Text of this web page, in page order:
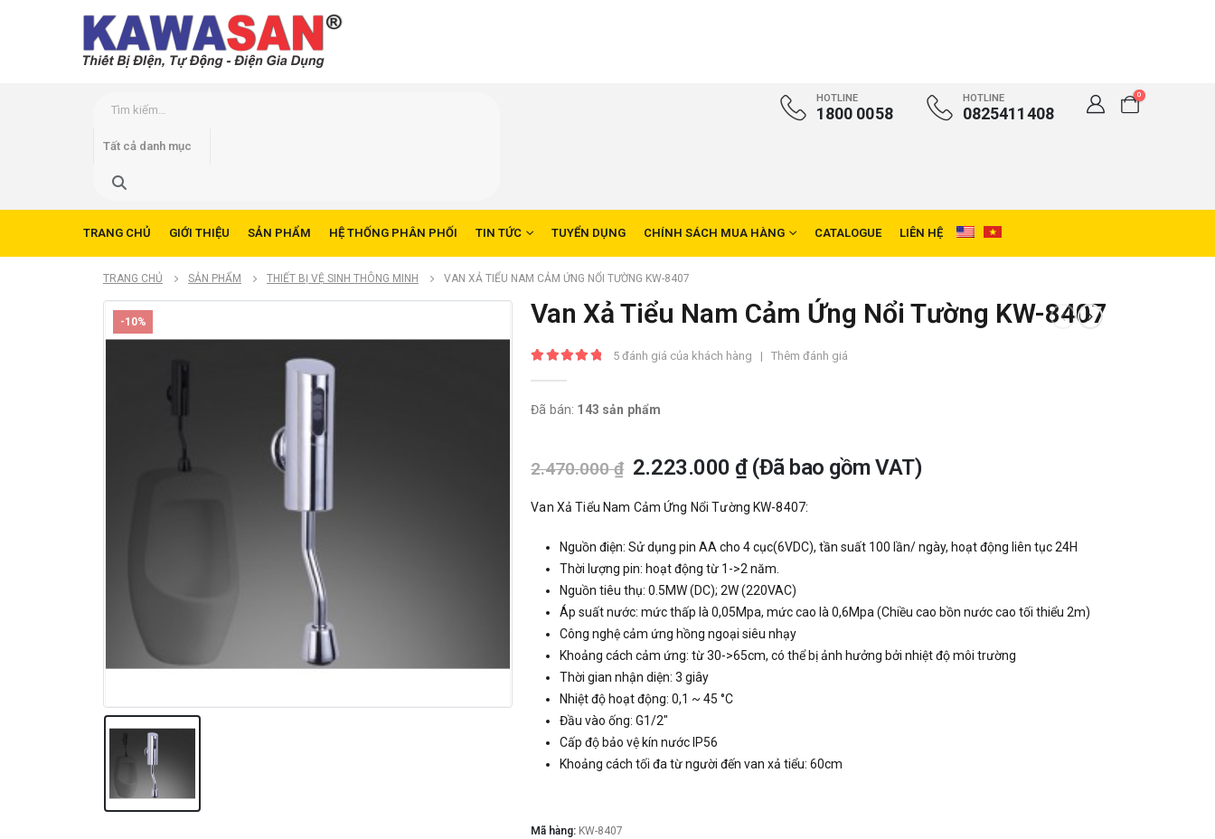
HOTLINE
1800 0058
HOTLINE
0825411408
0
TRANG CHỦ GIỚI THIỆU SẢN PHẨM HỆ THỐNG PHÂN PHỐI TIN TỨC TUYỂN DỤNG CHÍNH SÁCH MUA HÀNG CATALOGUE LIÊN HỆ
TRANG CHỦ SẢN PHẨM THIẾT BỊ VỆ SINH THÔNG MINH VAN XẢ TIỂU NAM CẢM ỨNG NỔI TƯỜNG KW-8407
-10% Van Xả Tiểu Nam Cảm Ứng Nổi Tường KW-8407
5đánh giá của khách hàng | Thêm đánh giá
Đã bán: 143 sản phẩm
2.470.000₫ 2.223.000₫(Đã bao gồm VAT)
Van Xả Tiểu Nam Cảm Ứng Nổi Tường KW-8407:
Nguồn điện: Sử dụng pin AA cho 4 cục(6VDC), tần suất 100 lần/ ngày, hoạt động liên tục 24H
Thời lượng pin: hoạt động từ 1->2 năm.
Nguồn tiêu thụ: 0.5MW (DC); 2W (220VAC)
Áp suất nước: mức thấp là 0,05Mpa, mức cao là 0,6Mpa (Chiều cao bồn nước cao tối thiểu 2m)
Công nghệ cảm ứng hồng ngoại siêu nhạy
Khoảng cách cảm ứng: từ 30->65cm, có thể bị ảnh hưởng bởi nhiệt độ môi trường
Thời gian nhận diện: 3 giây
Nhiệt độ hoạt động: 0,1 ~ 45 °C
Đầu vào ống: G1/2″
Cấp độ bảo vệ kín nước IP56
Khoảng cách tối đa từ người đến van xả tiểu: 60cm
Mã hàng: KW-8407